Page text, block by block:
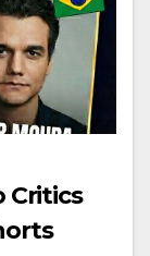
Critics